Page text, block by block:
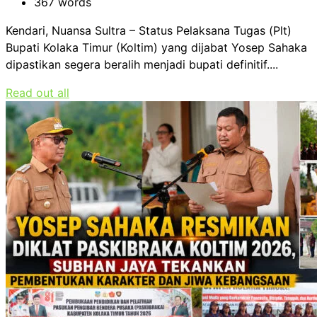
Kendari, Nuansa Sultra – Status Pelaksana Tugas (Plt)
Bupati Kolaka Timur (Koltim) yang dijabat Yosep Sahaka
dipastikan segera beralih menjadi bupati definitif....
Read out all